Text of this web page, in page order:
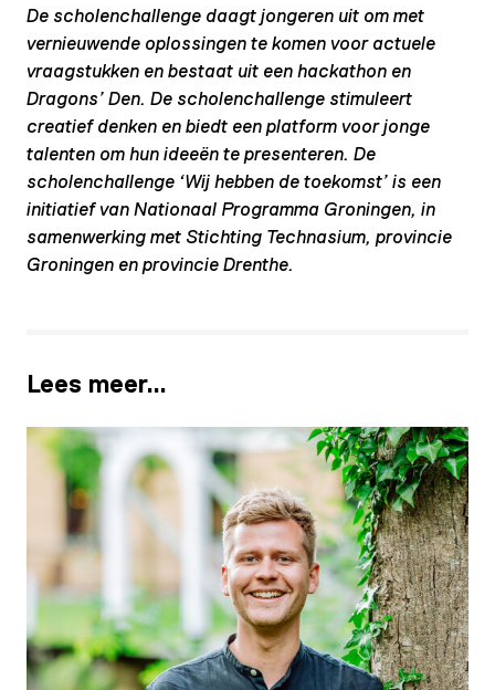
De scholenchallenge daagt jongeren uit om met
vernieuwende oplossingen te komen voor actuele
vraagstukken en bestaat uit een hackathon en
Dragons’ Den. De scholenchallenge stimuleert
creatief denken en biedt een platform voor jonge
talenten om hun ideeën te presenteren. De
scholenchallenge ‘Wij hebben de toekomst’ is een
initiatief van Nationaal Programma Groningen, in
samenwerking met Stichting Technasium, provincie
Groningen en provincie Drenthe.
Lees meer…